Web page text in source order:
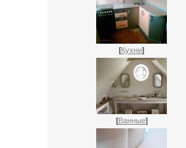
[Кухни]
[Ванные]